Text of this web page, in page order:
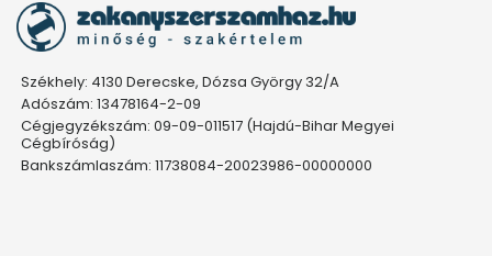
Székhely: 4130 Derecske, Dózsa György 32/A
Adószám: 13478164-2-09
Cégjegyzékszám: 09-09-011517 (Hajdú-Bihar Megyei
Cégbíróság)
Bankszámlaszám: 11738084-20023986-00000000